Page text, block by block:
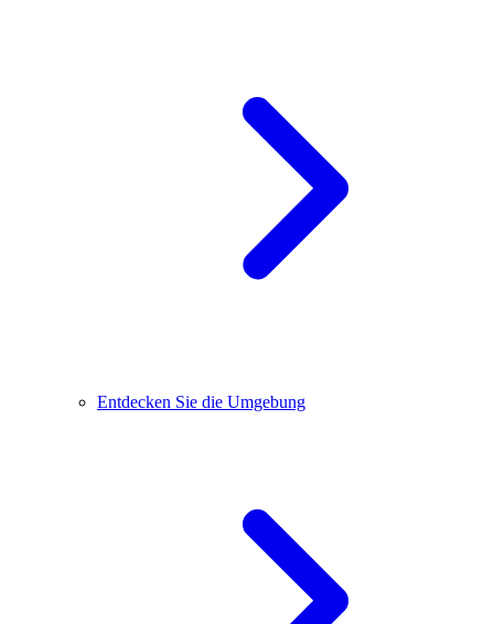
Entdecken Sie die Umgebung